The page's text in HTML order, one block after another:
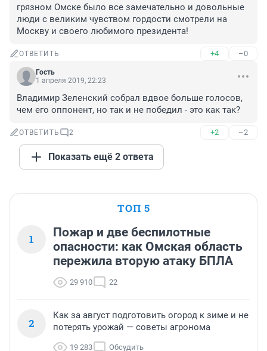
грязном Омске было все замечательно и довольные
люди с великим чувством гордости смотрели на
Москву и своего любимого президента!
ОТВЕТИТЬ +4 –0
Гость
1 апреля 2019, 22:23
Владимир Зеленский собрал вдвое больше голосов,
чем его оппонент, но так и не победил - это как так?
ОТВЕТИТЬ 2 +2 –2
Показать ещё 2 ответа
ТОП 5
1
Пожар и две беспилотные
опасности: как Омская область
пережила вторую атаку БПЛА
29 910 22
2
Как за август подготовить огород к зиме и не
потерять урожай — советы агронома
19 283 Обсудить